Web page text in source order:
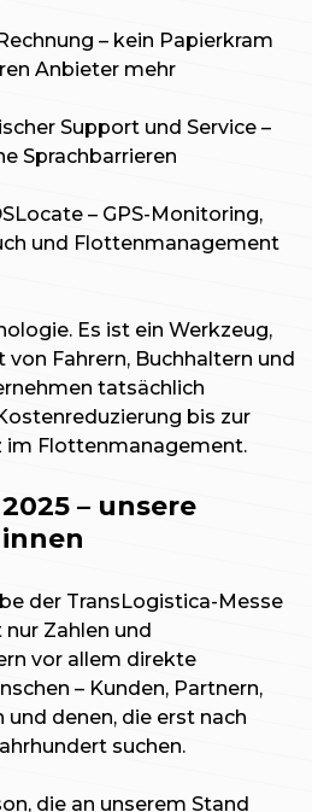
– kein Papierkram
Anbieter mehr
Support und Service –
Sprachbarrieren
– GPS-Monitoring,
und Flottenmanagement
Es ist ein Werkzeug,
Fahrern, Buchhaltern und
tatsächlich
bis zur
im Flottenmanagement.
– unsere
der TransLogistica-Messe
Zahlen und
vor allem direkte
– Kunden, Partnern,
denen, die erst nach
suchen.
die an unserem Stand